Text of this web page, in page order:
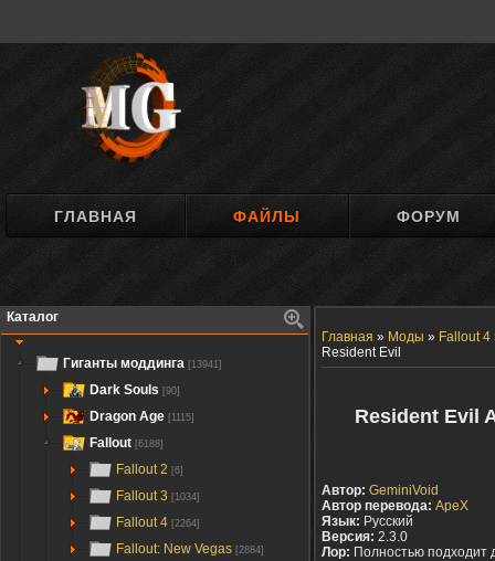
ГЛАВНАЯ ФАЙЛЫ ФОРУМ
Каталог
Гиганты моддинга [13941]
Dark Souls [90]
Dragon Age [1115]
Fallout [6188]
Fallout 2 [6]
Fallout 3 [1034]
Fallout 4 [2264]
Fallout: New Vegas [2884]
Главная » Моды » Fallout 4
Resident Evil
Resident Evil
Автор: GeminiVoid
Автор перевода: ApeX
Язык: Русский
Версия: 2.3.0
Лор: Полностью подходит